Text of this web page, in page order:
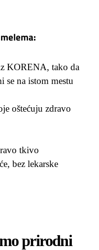
KORENA, tako da
se na istom mestu
oštećuju zdravo
tkivo
bez lekarske
prirodni